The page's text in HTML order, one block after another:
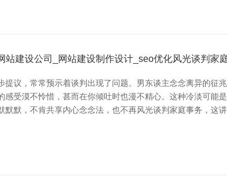
站建设公司_网站建设制作设计_seo优化风光谈判家
提议，常常预示着谈判出现了问题。男东谈主念念离异的
感受漠不怜惜，甚而在你倾吐时也漫不精心。这种冷淡可
默默，不肯共享内心念念法，也不再风光谈判家庭事务，